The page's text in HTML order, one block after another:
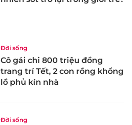
Đời sống
Cô gái chi 800 triệu đồng
trang trí Tết, 2 con rồng khổng
lồ phủ kín nhà
Đời sống